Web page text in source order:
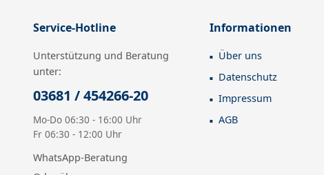
Service-Hotline
Unterstützung und Beratung
unter:
03681 / 454266-20
Mo-Do 06:30 - 16:00 Uhr
Fr 06:30 - 12:00 Uhr
WhatsApp-Beratung
Informationen
Über uns
Datenschutz
Impressum
AGB